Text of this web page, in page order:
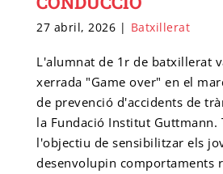
Cicle final en Barrancs
Centre formador
Configurador de matrícula
Matrícula IFE
27 abril, 2026 | Batxillerat
L'alumnat de 1r de batxillerat
xerrada "Game over" en el
de prevenció d'accidents de
la Fundació Institut Guttmann.
l'objectiu de sensibilitzar els
desenvolupin comportaments